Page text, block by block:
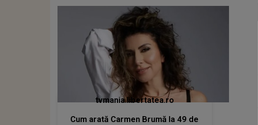
tvmania.libertatea.ro
Cum arată Carmen Brumă la 49 de